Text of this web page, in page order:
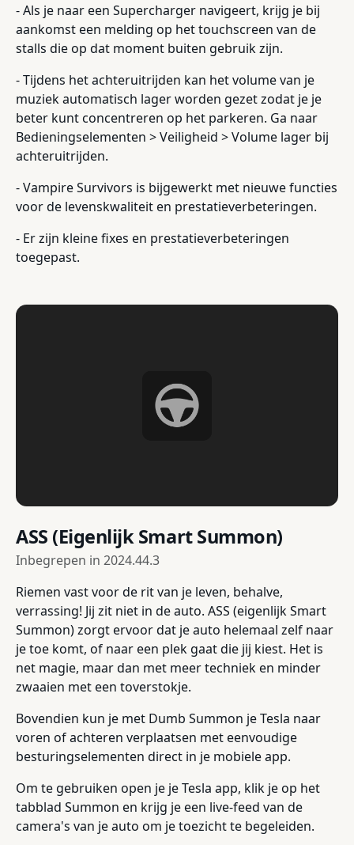
- Als je naar een Supercharger navigeert, krijg je bij
aankomst een melding op het touchscreen van de
stalls die op dat moment buiten gebruik zijn.
- Tijdens het achteruitrijden kan het volume van je
muziek automatisch lager worden gezet zodat je je
beter kunt concentreren op het parkeren. Ga naar
Bedieningselementen > Veiligheid > Volume lager bij
achteruitrijden.
- Vampire Survivors is bijgewerkt met nieuwe functies
voor de levenskwaliteit en prestatieverbeteringen.
- Er zijn kleine fixes en prestatieverbeteringen
toegepast.
ASS (Eigenlijk Smart Summon)
Inbegrepen in 2024.44.3
Riemen vast voor de rit van je leven, behalve,
verrassing! Jij zit niet in de auto. ASS (eigenlijk Smart
Summon) zorgt ervoor dat je auto helemaal zelf naar
je toe komt, of naar een plek gaat die jij kiest. Het is
net magie, maar dan met meer techniek en minder
zwaaien met een toverstokje.
Bovendien kun je met Dumb Summon je Tesla naar
voren of achteren verplaatsen met eenvoudige
besturingselementen direct in je mobiele app.
Om te gebruiken open je je Tesla app, klik je op het
tabblad Summon en krijg je een live-feed van de
camera's van je auto om je toezicht te begeleiden.